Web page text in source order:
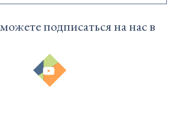
подписаться на нас в